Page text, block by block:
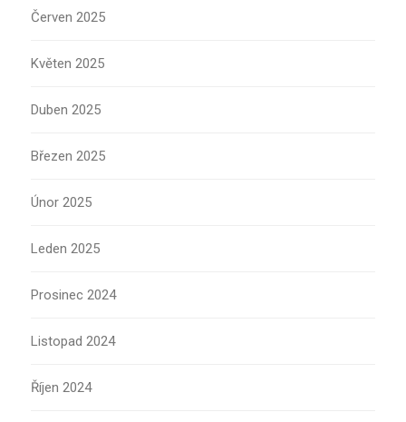
Červen 2025
Květen 2025
Duben 2025
Březen 2025
Únor 2025
Leden 2025
Prosinec 2024
Listopad 2024
Říjen 2024